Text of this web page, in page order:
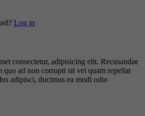
Log in
consectetur, adipisicing elit. Recusandae
quo ad non corrupti sit vel quam repellat
adipisci, ducimus ea modi odio